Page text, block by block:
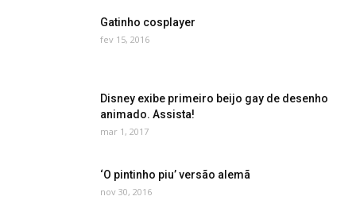
Gatinho cosplayer
fev 15, 2016
Disney exibe primeiro beijo gay de desenho
animado. Assista!
mar 1, 2017
‘O pintinho piu’ versão alemã
nov 30, 2016